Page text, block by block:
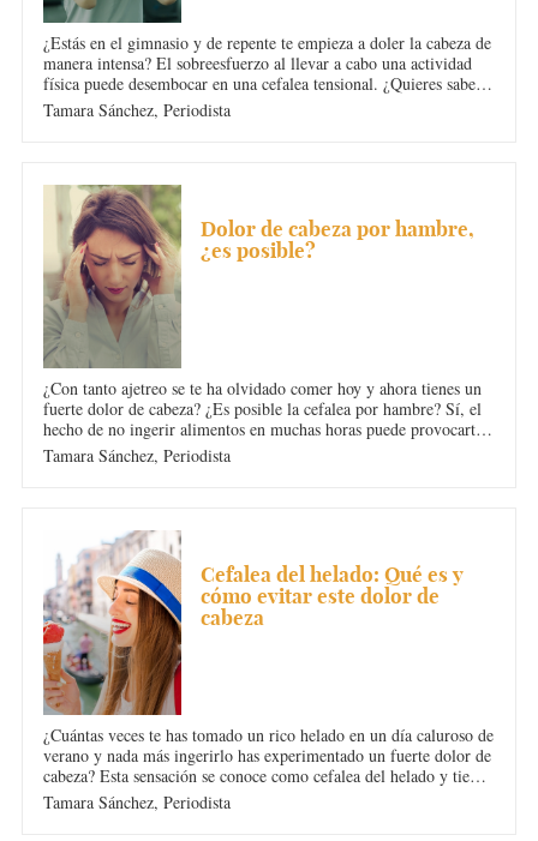
¿Estás en el gimnasio y de repente te empieza a doler la cabeza de
manera intensa? El sobreesfuerzo al llevar a cabo una actividad
física puede desembocar en una cefalea tensional. ¿Quieres saber
cuáles son las causas y cómo evitar este tipo de migraña? En
Diario Femenino te lo contamos.
Tamara Sánchez,Periodista
Dolor de cabeza por hambre,
¿es posible?
¿Con tanto ajetreo se te ha olvidado comer hoy y ahora tienes un
fuerte dolor de cabeza? ¿Es posible la cefalea por hambre? Sí, el
hecho de no ingerir alimentos en muchas horas puede provocarte
migraña. En Diario Femenino hemos investigado sus causas y la
mejor forma de prevenirla.
Tamara Sánchez,Periodista
Cefalea del helado: Qué es y
cómo evitar este dolor de
cabeza
¿Cuántas veces te has tomado un rico helado en un día caluroso de
verano y nada más ingerirlo has experimentado un fuerte dolor de
cabeza? Esta sensación se conoce como cefalea del helado y tiene
una explicación científica. En Diario Femenino te contamos qué
es y cómo combatirla.
Tamara Sánchez,Periodista